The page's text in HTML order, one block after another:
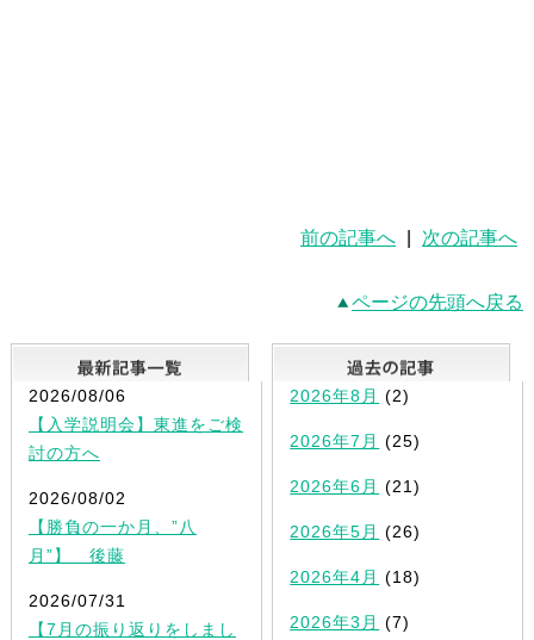
前の記事へ 次の記事へ
ページの先頭へ戻る
最新記事一覧
2026/08/06
【入学説明会】東進をご検
討の方へ
2026/08/02
【勝負の一か月、”八
月”】 後藤
2026/07/31
【7月の振り返りをしまし
2026年8月 (2)
2026年7月 (25)
2026年6月 (21)
2026年5月 (26)
2026年4月 (18)
2026年3月 (7)